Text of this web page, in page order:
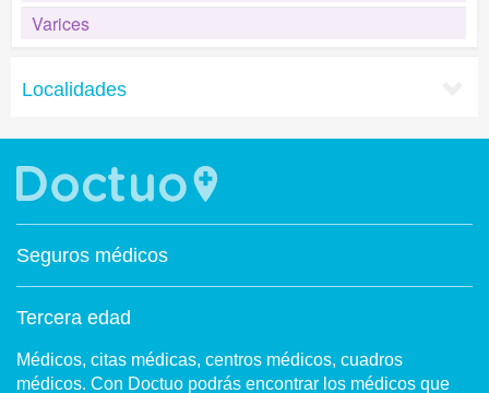
Varices
Localidades
Seguros médicos
Tercera edad
Médicos, citas médicas, centros médicos, cuadros
médicos. Con Doctuo podrás encontrar los médicos que